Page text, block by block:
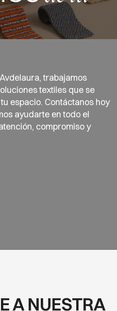
trabajamos
textiles que se
espacio. Contáctanos hoy
ayudarte en todo el
compromiso y
A NUESTRA